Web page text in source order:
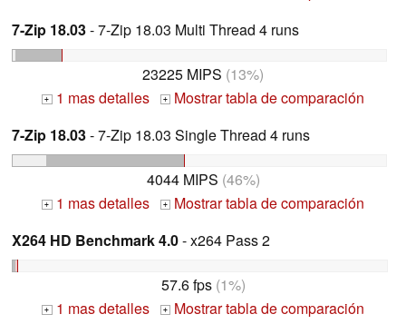
7-Zip 18.03- 7-Zip 18.03 Multi Thread 4 runs
23225 MIPS (13%)
+ 1 mas detalles +
Mostrar tabla de comparación
7-Zip 18.03- 7-Zip 18.03 Single Thread 4 runs
4044 MIPS (46%)
+ 1 mas detalles +
Mostrar tabla de comparación
X264 HD Benchmark 4.0- x264 Pass 2
57.6 fps(1%)
+ 1 mas detalles +
Mostrar tabla de comparación